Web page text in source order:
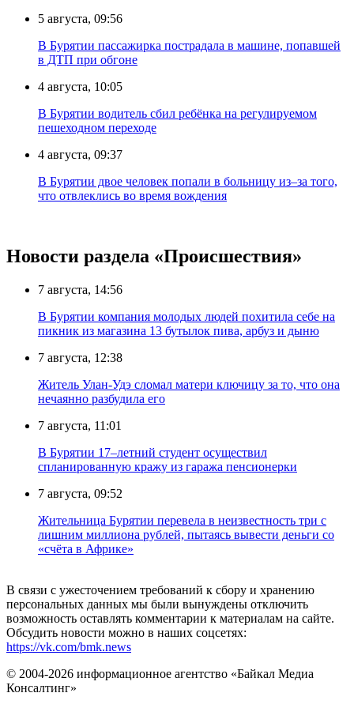
5 августа, 09:56
В Бурятии пассажирка пострадала в машине, попавшей
в ДТП при обгоне
4 августа, 10:05
В Бурятии водитель сбил ребёнка на регулируемом
пешеходном переходе
4 августа, 09:37
В Бурятии двое человек попали в больницу из–за того,
что отвлеклись во время вождения
Новости раздела «Происшествия»
7 августа, 14:56
В Бурятии компания молодых людей похитила себе на
пикник из магазина 13 бутылок пива, арбуз и дыню
7 августа, 12:38
Житель Улан-Удэ сломал матери ключицу за то, что она
нечаянно разбудила его
7 августа, 11:01
В Бурятии 17–летний студент осуществил
спланированную кражу из гаража пенсионерки
7 августа, 09:52
Жительница Бурятии перевела в неизвестность три с
лишним миллиона рублей, пытаясь вывести деньги со
«счёта в Африке»
В связи с ужесточением требований к сбору и хранению
персональных данных мы были вынуждены отключить
возможность оставлять комментарии к материалам на сайте.
Обсудить новости можно в наших соцсетях:
https://vk.com/bmk.news
© 2004-2026 информационное агентство «Байкал Медиа
Консалтинг»